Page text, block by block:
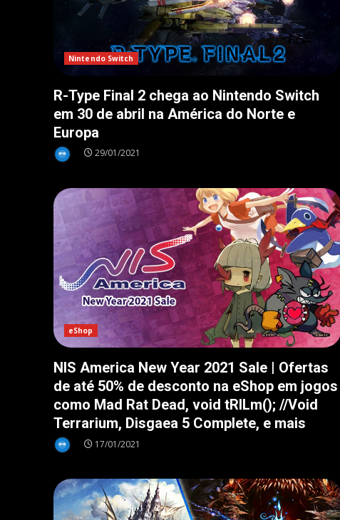
Nintendo Switch
R-Type Final 2 chega ao Nintendo Switch
em 30 de abril na América do Norte e
Europa
29/01/2021
eShop
NIS America New Year 2021 Sale | Ofertas
de até 50% de desconto na eShop em jogos
como Mad Rat Dead, void tRlLm(); //Void
Terrarium, Disgaea 5 Complete, e mais
17/01/2021